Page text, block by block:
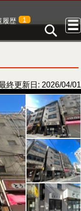
履歴 1
終更新日: 2026/04/01